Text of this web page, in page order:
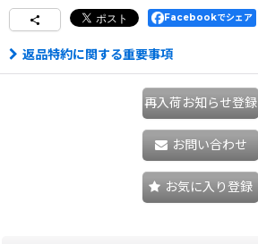
Facebookでシェア
返品特約に関する重要事項
再入荷お知らせ登録
お問い合わせ
お気に入り登録